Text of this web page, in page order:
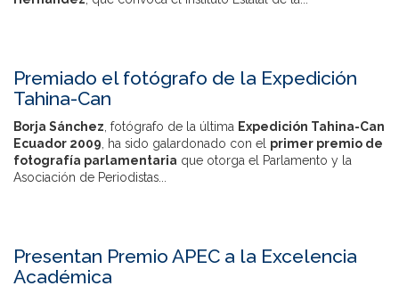
Premiado el fotógrafo de la Expedición
Tahina-Can
Borja Sánchez , fotógrafo de la última Expedición Tahina-Can
Ecuador 2009 , ha sido galardonado con el primer premio de
fotografía parlamentaria que otorga el Parlamento y la
Asociación de Periodistas...
Presentan Premio APEC a la Excelencia
Académica